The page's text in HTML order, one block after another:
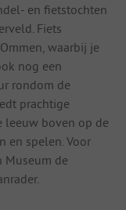
en fietstochten
Fiets
waarbij je
nog een
rondom de
prachtige
leeuw boven op de
en spelen. Voor
Museum de